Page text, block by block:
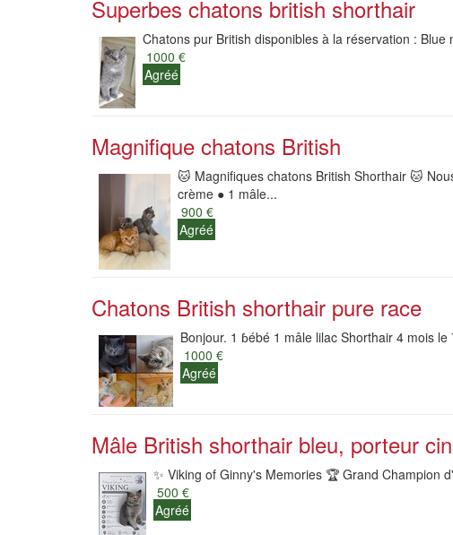
Superbes chatons british shorthair
Chatons pur British disponibles à la réservation : Blue
1000 €
Agréé
Magnifique chatons British
🐱 Magnifiques chatons British Shorthair 🐱
crème ● 1 mâle...
900 €
Agréé
Chatons British shorthair pure race
Bonjour. 1 ɓébé 1 mâle lilac Shorthair 4 mois
1000 €
Agréé
Mâle British shorthair bleu, porteur
✨️ Viking of Ginny's Memories 🏆 Grand Champion
500 €
Agréé